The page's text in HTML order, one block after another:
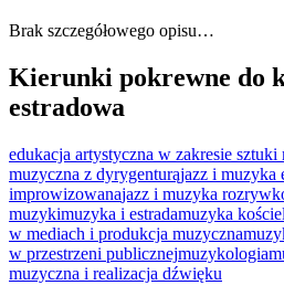
Brak szczegółowego opisu…
Kierunki pokrewne do
estradowa
edukacja artystyczna w zakresie sztuki
muzyczna z dyrygenturąjazz i muzyka
improwizowanajazz i muzyka
muzykimuzyka i estradamuzyka
w mediach i produkcja muzyczna
w przestrzeni publicznejmuzykologia
muzyczna i realizacja dźwięku